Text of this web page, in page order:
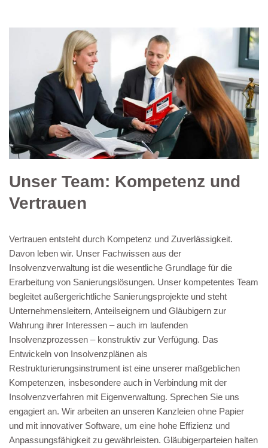
Unser Team: Kompetenz und
Vertrauen
Vertrauen entsteht durch Kompetenz und Zuverlässigkeit.
Davon leben wir. Unser Fachwissen aus der
Insolvenzverwaltung ist die wesentliche Grundlage für die
Erarbeitung von Sanierungslösungen. Unser kompetentes Team
begleitet außergerichtliche Sanierungsprojekte und steht
Unternehmensleitern, Anteilseignern und Gläubigern zur
Wahrung ihrer Interessen – auch im laufenden
Insolvenzprozessen – konstruktiv zur Verfügung. Das
Entwickeln von Insolvenzplänen als
Restrukturierungsinstrument ist eine unserer maßgeblichen
Kompetenzen, insbesondere auch in Verbindung mit der
Insolvenzverfahren mit Eigenverwaltung. Sprechen Sie uns
engagiert an. Wir arbeiten an unseren Kanzleien ohne Papier
und mit innovativer Software, um eine hohe Effizienz und
Anpassungsfähigkeit zu gewährleisten. Gläubigerparteien halten